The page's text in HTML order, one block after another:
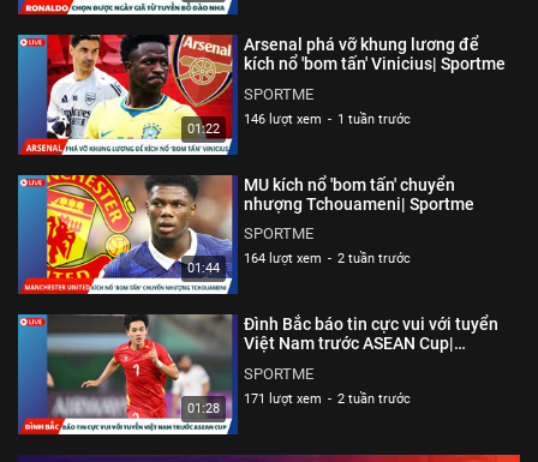
01:22
Arsenal phá vỡ khung lương để
kích nổ 'bom tấn' Vinicius| Sportme
SPORTME
146 lượt xem - 1 tuần trước
01:44
MU kích nổ 'bom tấn' chuyển
nhượng Tchouameni| Sportme
SPORTME
164 lượt xem - 2 tuần trước
01:28
Đình Bắc báo tin cực vui với tuyển
Việt Nam trước ASEAN Cup|
SPORTME
171 lượt xem - 2 tuần trước